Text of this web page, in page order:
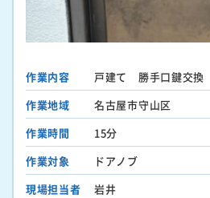
作業内容
戸建て 勝手口鍵交換
作業地域
名古屋市守山区
作業時間
15分
作業対象
ドアノブ
現場担当者
岩井